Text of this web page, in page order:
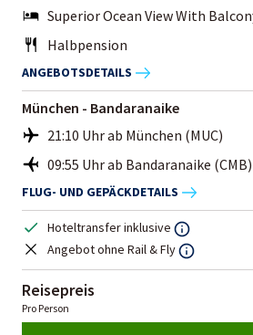
Superior Ocean View With
Halbpension
ANGEBOTSDETAILS
München - Bandaranaike
21:10 Uhr ab München (MUC)
09:55 Uhr ab Bandaranaike (CMB)
FLUG- UND GEPÄCKDETAILS
Hoteltransfer inklusive
Angebot ohne Rail & Fly
Reisepreis
Pro Person